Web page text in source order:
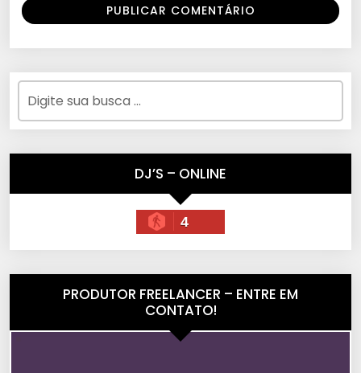
DJ’S – ONLINE
4
PRODUTOR FREELANCER – ENTRE EM
CONTATO!